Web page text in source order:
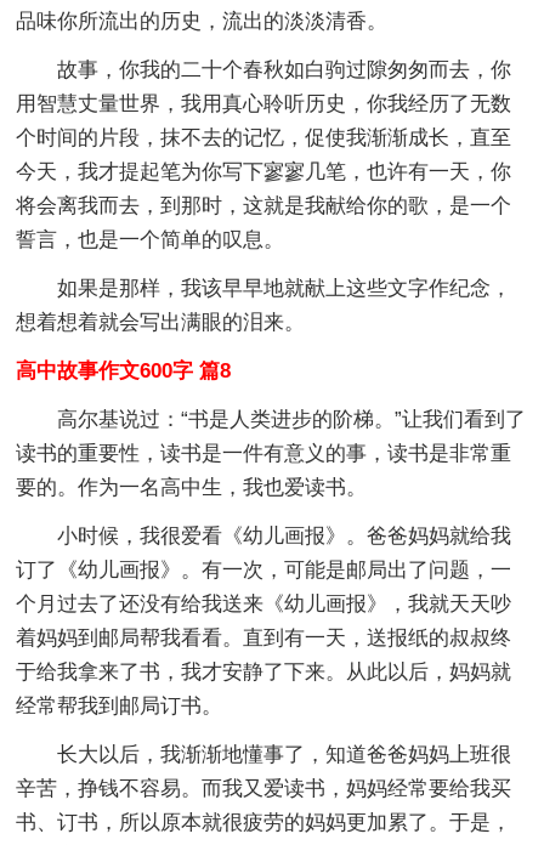
品味你所流出的历史，流出的淡淡清香。
故事，你我的二十个春秋如白驹过隙匆匆而去，你
用智慧丈量世界，我用真心聆听历史，你我经历了无数
个时间的片段，抹不去的记忆，促使我渐渐成长，直至
今天，我才提起笔为你写下寥寥几笔，也许有一天，你
将会离我而去，到那时，这就是我献给你的歌，是一个
誓言，也是一个简单的叹息。
如果是那样，我该早早地就献上这些文字作纪念，
想着想着就会写出满眼的泪来。
高中故事作文600字 篇8
高尔基说过：“书是人类进步的阶梯。”让我们看到了
读书的重要性，读书是一件有意义的事，读书是非常重
要的。作为一名高中生，我也爱读书。
小时候，我很爱看《幼儿画报》。爸爸妈妈就给我
订了《幼儿画报》。有一次，可能是邮局出了问题，一
个月过去了还没有给我送来《幼儿画报》，我就天天吵
着妈妈到邮局帮我看看。直到有一天，送报纸的叔叔终
于给我拿来了书，我才安静了下来。从此以后，妈妈就
经常帮我到邮局订书。
长大以后，我渐渐地懂事了，知道爸爸妈妈上班很
辛苦，挣钱不容易。而我又爱读书，妈妈经常要给我买
书、订书，所以原本就很疲劳的妈妈更加累了。于是，